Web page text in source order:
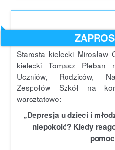
Starosta kielecki Mirosław
kielecki Tomasz Pleban
Uczniów, Rodziców,
Zespołów Szkół na
warsztatowe:
„Depresja u dzieci i
niepokoić? Kiedy